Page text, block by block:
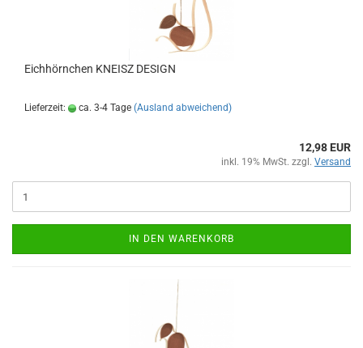
Eichhörnchen KNEISZ DESIGN
Lieferzeit: ca. 3-4 Tage (Ausland abweichend)
12,98 EUR
inkl. 19% MwSt. zzgl. Versand
IN DEN WARENKORB